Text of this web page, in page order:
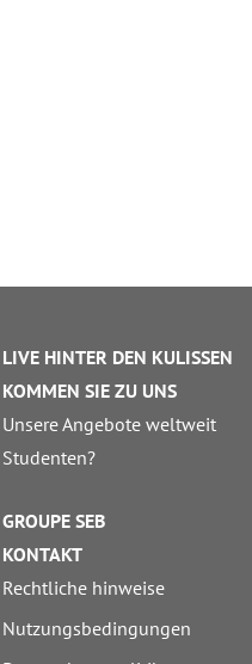
LIVE HINTER DEN KULISSEN
KOMMEN SIE ZU UNS
Unsere Angebote weltweit
Studenten?
GROUPE SEB
KONTAKT
Rechtliche hinweise
Nutzungsbedingungen